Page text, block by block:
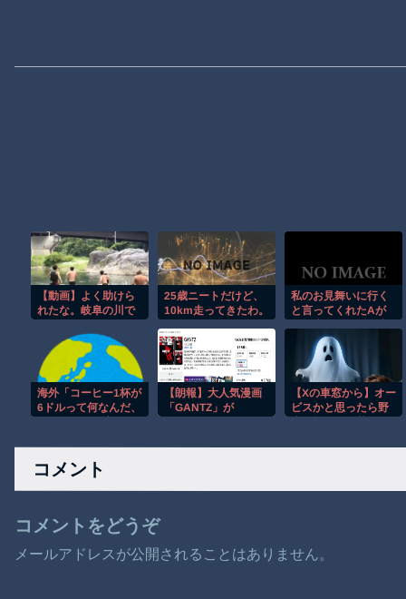
【動画】よく助けら
れたな。岐阜の川で
う事故。
25歳ニートだけど、
10km走ってきたわ。
私のお見舞いに行く
と言ってくれたAが
に「お金がないので
お見舞いに行きませ
ん。」の葉書。2ヶ月
後に「マイホーム購
入しました！」と連
絡が来た
海外「コーヒー1杯が
6ドルって何なんだ、
をやめたもの…
【朗報】大人気漫画
「GANTZ」が
ｗ
【Xの車窓から】オー
ビスかと思ったら野
コメント
コメントをどうぞ
メールアドレスが公開されることはありません。